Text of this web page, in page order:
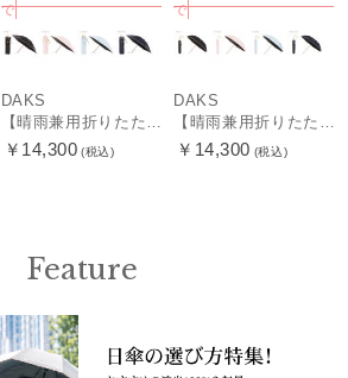
で
DAKS
【晴雨兼用折りたたみ日傘】ダックス（DAKS）ジャガード×ボーラー刺繍 遮光99.99％ UV99％ 日本製
￥14,300 (税込)
で
DAKS
【晴雨兼用折りたたみ日傘】ダックス（DAKS）ジャガード×ボーラー刺繍 遮光99.99％ UV99％ 日本製
￥14,300 (税込)
Feature